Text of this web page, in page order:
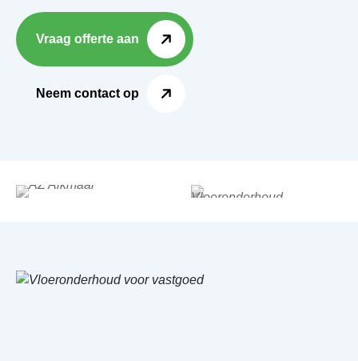
Vraag offerte aan
Neem contact op